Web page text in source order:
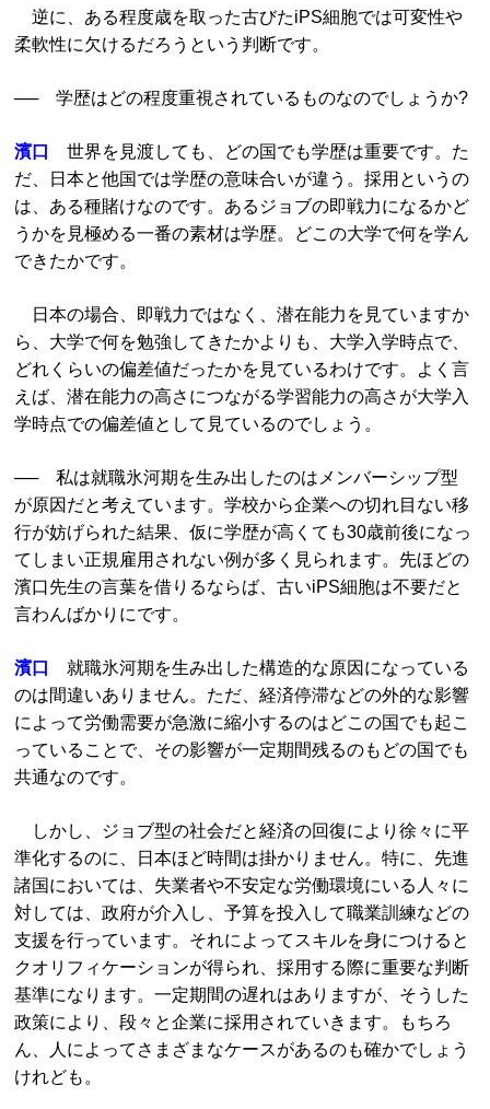
逆に、ある程度歳を取った古びたiPS細胞では可変性や
柔軟性に欠けるだろうという判断です。
── 学歴はどの程度重視されているものなのでしょうか?
濱口
世界を見渡しても、どの国でも学歴は重要です。た
だ、日本と他国では学歴の意味合いが違う。採用というの
は、ある種賭けなのです。あるジョブの即戦力になるかど
うかを見極める一番の素材は学歴。どこの大学で何を学ん
できたかです。
日本の場合、即戦力ではなく、潜在能力を見ていますか
ら、大学で何を勉強してきたかよりも、大学入学時点で、
どれくらいの偏差値だったかを見ているわけです。よく言
えば、潜在能力の高さにつながる学習能力の高さが大学入
学時点での偏差値として見ているのでしょう。
── 私は就職氷河期を生み出したのはメンバーシップ型
が原因だと考えています。学校から企業への切れ目ない移
行が妨げられた結果、仮に学歴が高くても30歳前後になっ
てしまい正規雇用されない例が多く見られます。先ほどの
濱口先生の言葉を借りるならば、古いiPS細胞は不要だと
言わんばかりにです。
濱口
就職氷河期を生み出した構造的な原因になっている
のは間違いありません。ただ、経済停滞などの外的な影響
によって労働需要が急激に縮小するのはどこの国でも起こ
っていることで、その影響が一定期間残るのもどの国でも
共通なのです。
しかし、ジョブ型の社会だと経済の回復により徐々に平
準化するのに、日本ほど時間は掛かりません。特に、先進
諸国においては、失業者や不安定な労働環境にいる人々に
対しては、政府が介入し、予算を投入して職業訓練などの
支援を行っています。それによってスキルを身につけると
クオリフィケーションが得られ、採用する際に重要な判断
基準になります。一定期間の遅れはありますが、そうした
政策により、段々と企業に採用されていきます。もちろ
ん、人によってさまざまなケースがあるのも確かでしょう
けれども。